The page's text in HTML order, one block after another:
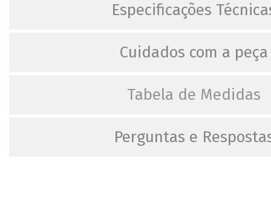
Especificações
Cuidados com a peça
Tabela de Medidas
Perguntas e